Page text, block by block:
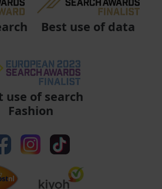
Best use of data
use of search
Fashion